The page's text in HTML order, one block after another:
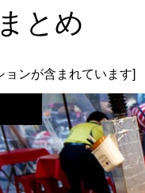
とめ
ョンが含まれています]